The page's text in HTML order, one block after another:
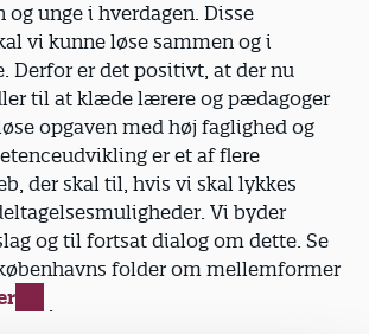
og unge i hverdagen. Disse
vi kunne løse sammen og i
Derfor er det positivt, at der nu
til at klæde lærere og pædagoger
opgaven med høj faglighed og
er et af flere
der skal til, hvis vi skal lykkes
Vi byder
og til fortsat dialog om dette. Se
folder om mellemformer
.